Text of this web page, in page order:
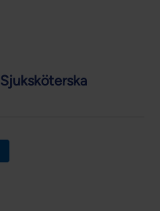
Sjuksköterska